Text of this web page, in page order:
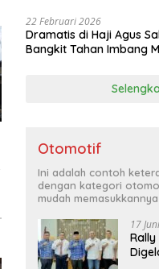
22 Februari 2026
Dramatis di Haji Agus
Bangkit Tahan Imbang
Otomotif
Ini adalah contoh
dengan kategori
mudah
17
Rally